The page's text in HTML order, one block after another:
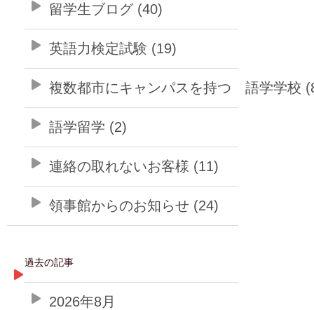
留学生ブログ (40)
英語力検定試験 (19)
複数都市にキャンパスを持つ 語学学校
語学留学 (2)
連絡の取れないお客様 (11)
領事館からのお知らせ (24)
過去の記事
2026年8月